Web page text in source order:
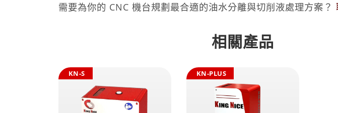
需要為你的 CNC 機台規劃最合適的油水分離與切削液處理方案？
相關產品
KN-S KN-PLUS